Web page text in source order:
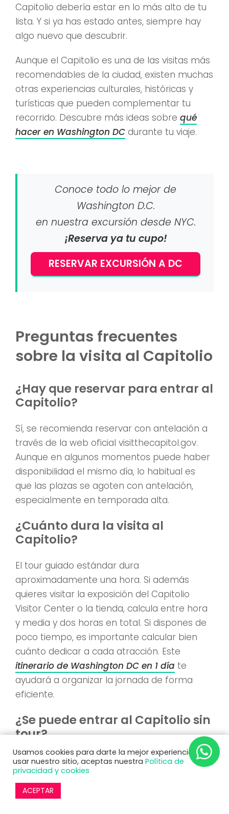
Capitolio debería estar en lo más alto de tu
lista. Y si ya has estado antes, siempre hay
algo nuevo que descubrir.
Aunque el Capitolio es una de las visitas más
recomendables de la ciudad, existen muchas
otras experiencias culturales, históricas y
turísticas que pueden complementar tu
recorrido. Descubre más ideas sobre qué
hacer en Washington DC durante tu viaje.
Conoce todo lo mejor de
Washington D.C.
en nuestra excursión desde NYC.
¡Reserva ya tu cupo!
RESERVAR EXCURSIÓN A DC
Preguntas frecuentes
sobre la visita al Capitolio
¿Hay que reservar para entrar al
Capitolio?
Sí, se recomienda reservar con antelación a
través de la web oficial visitthecapitol.gov.
Aunque en algunos momentos puede haber
disponibilidad el mismo día, lo habitual es
que las plazas se agoten con antelación,
especialmente en temporada alta.
¿Cuánto dura la visita al
Capitolio?
El tour guiado estándar dura
aproximadamente una hora. Si además
quieres visitar la exposición del Capitolio
Visitor Center o la tienda, calcula entre hora
y media y dos horas en total. Si dispones de
poco tiempo, es importante calcular bien
cuánto dedicar a cada atracción. Este
itinerario de Washington DC en 1 día te
ayudará a organizar la jornada de forma
eficiente.
¿Se puede entrar al Capitolio sin
tour?
No. El acceso al interior del edificio para
visitantes está organizado exclusivamente a
través de las visitas guiadas. No es posible
recorrer el Capitolio de manera libre sin un
Usamos cookies para darte la mejor experiencia. Al
usar nuestro sitio, aceptas nuestra Política de
privacidad y cookies
ACEPTAR